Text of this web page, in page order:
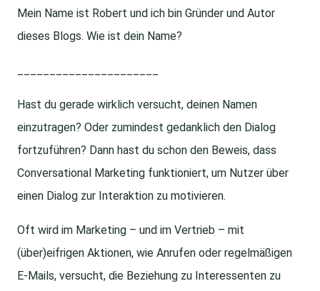
Mein Name ist Robert und ich bin Gründer und Autor
dieses Blogs. Wie ist dein Name?
Hast du gerade wirklich versucht, deinen Namen
einzutragen? Oder zumindest gedanklich den Dialog
fortzuführen? Dann hast du schon den Beweis, dass
Conversational Marketing funktioniert, um Nutzer über
einen Dialog zur Interaktion zu motivieren.
Oft wird im Marketing – und im Vertrieb – mit
(über)eifrigen Aktionen, wie Anrufen oder regelmäßigen
E-Mails, versucht, die Beziehung zu Interessenten zu